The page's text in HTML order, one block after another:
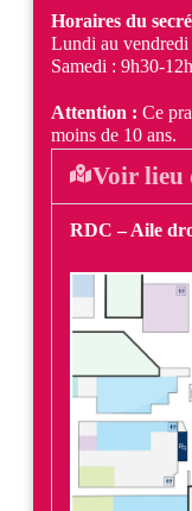
Horaires du
Lundi au
Samedi : 9h30-12h
Attention : Ce
moins de 10 ans.
Voir lieu
RDC – Aile